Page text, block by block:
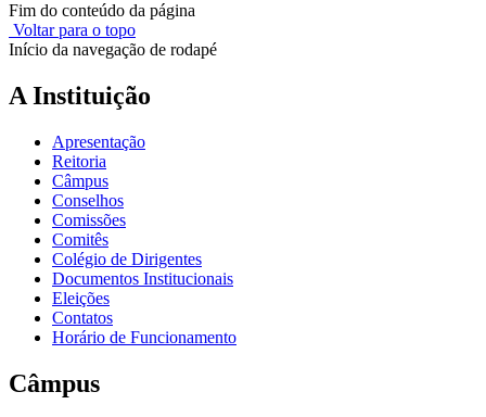
Fim do conteúdo da página
Voltar para o topo
Início da navegação de rodapé
A Instituição
Apresentação
Reitoria
Câmpus
Conselhos
Comissões
Comitês
Colégio de Dirigentes
Documentos Institucionais
Eleições
Contatos
Horário de Funcionamento
Câmpus